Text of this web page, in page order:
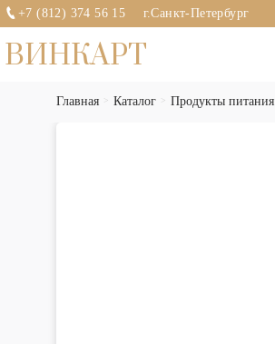
+7 (812) 374 56 15 г.Санкт-Петербург
ВИНКАРТ
Главная Каталог Продукты питания